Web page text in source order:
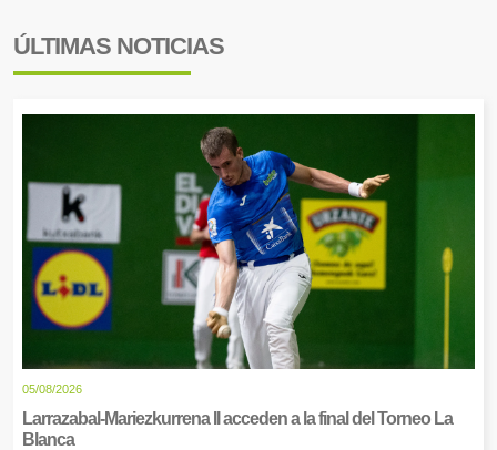
ÚLTIMAS NOTICIAS
05/08/2026
Larrazabal-Mariezkurrena II acceden a la final del Torneo La
Blanca